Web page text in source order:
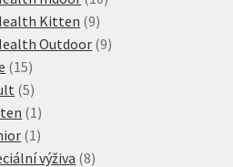
Kitten 99
produktů
Outdoor 99
1515
produktů
55
produktů
1 1
produkt
1 1
produkt
výživa 88